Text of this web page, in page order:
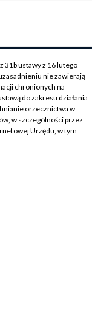
31b ustawy z 16 lutego
nie zawierają
chronionych na
do zakresu działania
orzecznictwa w
w szczególności przez
Urzędu, w tym